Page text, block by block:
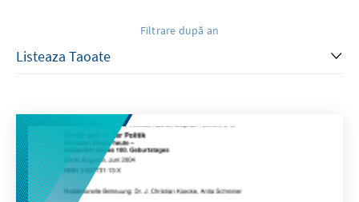
Filtrare după an